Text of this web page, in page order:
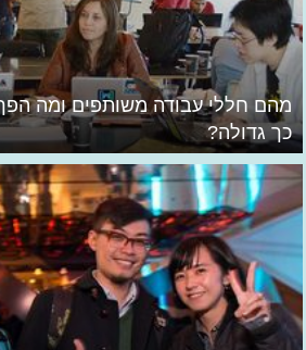
מהם חללי עבודה משותפים ומה
כך גדולה?